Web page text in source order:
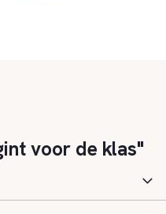
voor de klas"